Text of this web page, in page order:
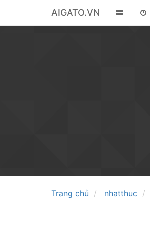
AIGATO.VN
Trang chủ nhatthuc